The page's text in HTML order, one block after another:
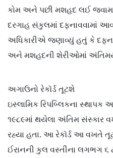
કોમ અને પછી મશહદ લઈ
દરગાહ સંકુલમાં દફનાવવામાં
અધિકારીએ જણાવ્યું હતું કે
અને મશહદની ​​શેરીઓમાં
અગાઉનો રેકૉર્ડ તૂટશે
ઇસ્લામિક રિપબ્લિકના સ્થાપક
૧૯૮૯માં થયેલા અંતિમ સંસ્કાર
રહ્યા હતા. આ રેકૉર્ડ આ વખતે
ઈરાનની કુલ વસ્તીના લગભગ ૬